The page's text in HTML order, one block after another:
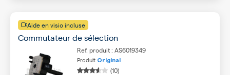
Aide en visio incluse
Commutateur de sélection
Ref. produit : AS6019349
Produit Original
(10)